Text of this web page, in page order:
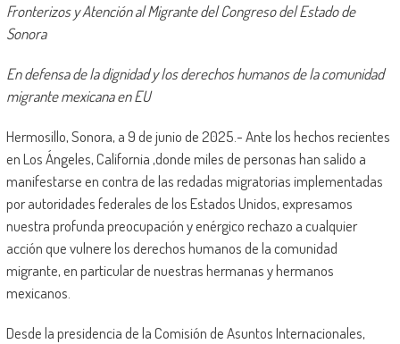
Fronterizos y Atención al Migrante del Congreso del Estado de
Sonora
En defensa de la dignidad y los derechos humanos de la comunidad
migrante mexicana en EU
Hermosillo, Sonora, a 9 de junio de 2025.- Ante los hechos recientes
en Los Ángeles, California ,donde miles de personas han salido a
manifestarse en contra de las redadas migratorias implementadas
por autoridades federales de los Estados Unidos, expresamos
nuestra profunda preocupación y enérgico rechazo a cualquier
acción que vulnere los derechos humanos de la comunidad
migrante, en particular de nuestras hermanas y hermanos
mexicanos.
Desde la presidencia de la Comisión de Asuntos Internacionales,